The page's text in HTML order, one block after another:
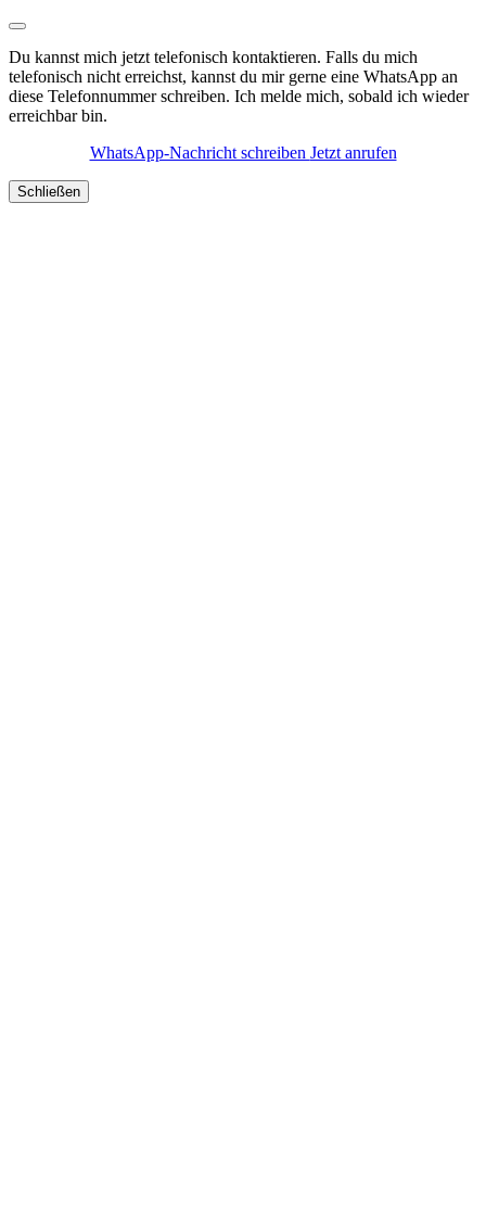
Du kannst mich jetzt telefonisch kontaktieren. Falls du mich
telefonisch nicht erreichst, kannst du mir gerne eine WhatsApp an
diese Telefonnummer schreiben. Ich melde mich, sobald ich wieder
erreichbar bin.
WhatsApp-Nachricht schreiben Jetzt anrufen
Schließen